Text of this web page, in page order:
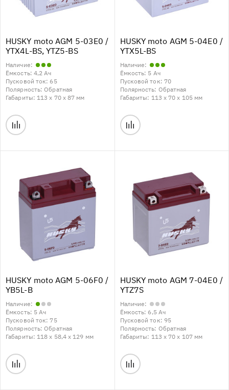
HUSKY moto AGM 5-03E0 /
YTX4L-BS, YTZ5-BS
Наличие:
Ёмкость: 4,2 Ач
Пусковой ток: 65
Полярность:Обратная
Габариты: 113 x 70 x 87 мм
HUSKY moto AGM 5-04E0 /
YTX5L-BS
Наличие:
Ёмкость: 5 Ач
Пусковой ток: 70
Полярность: Обратная
Габариты: 113 x 70 x 105 мм
HUSKY moto AGM 5-06F0 /
YB5L-B
Наличие:
Ёмкость: 5 Ач
Пусковой ток: 75
Полярность:Обратная
Габариты: 118 x 58,4 x 129 мм
HUSKY moto AGM 7-04E0 /
YTZ7S
Наличие:
Ёмкость: 6,5 Ач
Пусковой ток: 95
Полярность: Обратная
Габариты: 113 x 70 x 107 мм